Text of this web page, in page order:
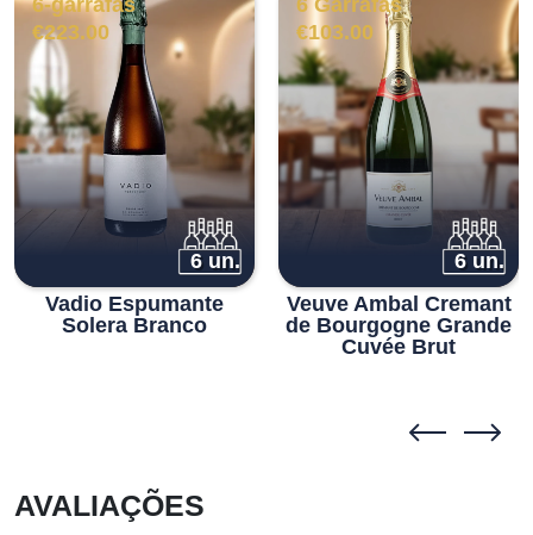
6-garrafas
€223.00
6 un.
Vadio Espumante
Solera Branco
6 Garrafas
€103.00
6 un.
Veuve Ambal Cremant
de Bourgogne Grande
Cuvée Brut
AVALIAÇÕES